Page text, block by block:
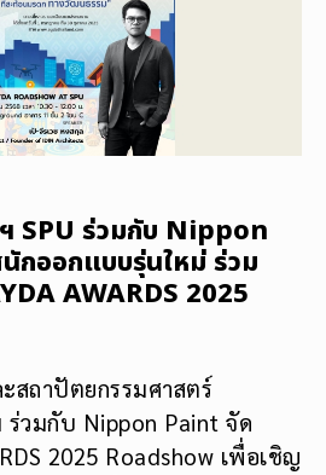
SPU ร่วมกับ Nippon
กออกแบบรุ่นใหม่ ร่วม
AWARDS 2025
สถาปัตยกรรมศาสตร์
วมกับ Nippon Paint จัด
2025 Roadshow เพื่อเชิญ